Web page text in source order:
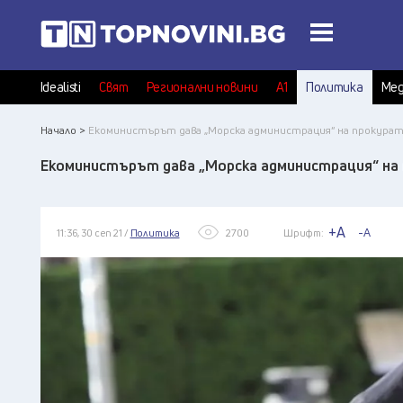
Idealisti Свят Регионални новини А1 Политика
Начало > Екоминистърът дава „Морска администрация“ на
Екоминистърът дава „Морска администрация“
11:36, 30 сеп 21 / Политика 2700 Шрифт: +A -A